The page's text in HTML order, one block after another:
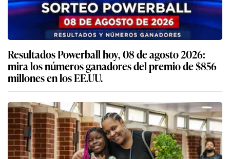
Resultados Powerball hoy, 08 de agosto 2026:
mira los números ganadores del premio de $856
millones en los EE.UU.